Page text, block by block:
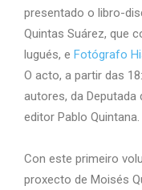
presentado o libro-
Quintas Suárez, que
lugués, e Fotógrafo
O acto, a partir das
autores, da Deputada
editor Pablo Quintana.
Con este primeiro
proxecto de Moisés